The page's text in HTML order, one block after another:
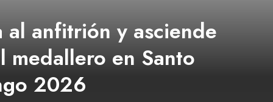
al anfitrión y asciende
en Santo
2026